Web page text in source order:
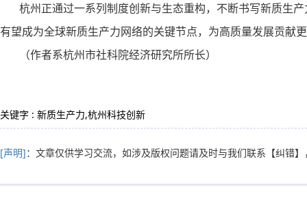
杭州正通过一系列制度创新与生态重构，不断书写新质生
有望成为全球新质生产力网络的关键节点，为高质量发展贡献
（作者系杭州市社科院经济研究所所长）
关键字 : 新质生产力,杭州科技创新
[声明]：文章仅供学习交流，如涉及版权问题请及时与我们联系 【纠错】